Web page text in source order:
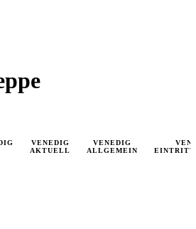
VENEDIG
AKTUELL
VENEDIG
ALLGEMEIN